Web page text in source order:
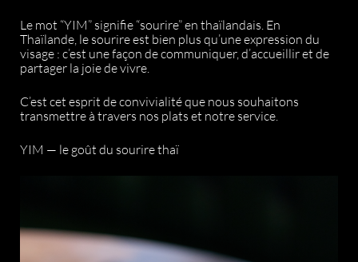
Le mot “YIM” signifie “sourire” en thaïlandais. En
Thaïlande, le sourire est bien plus qu’une expression du
visage : c’est une façon de communiquer, d’accueillir et de
partager la joie de vivre.
C’est cet esprit de convivialité que nous souhaitons
transmettre à travers nos plats et notre service.
YIM — le goût du sourire thaï